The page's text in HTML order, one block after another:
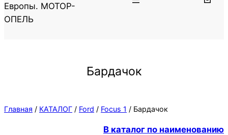
Европы. МОТОР-
ОПЕЛЬ
Бардачок
Главная / КАТАЛОГ / Ford / Focus 1 / Бардачок
В каталог по наименованию